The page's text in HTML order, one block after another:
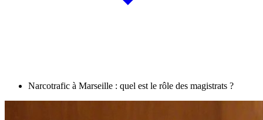
Narcotrafic à Marseille : quel est le rôle des magistrats ?